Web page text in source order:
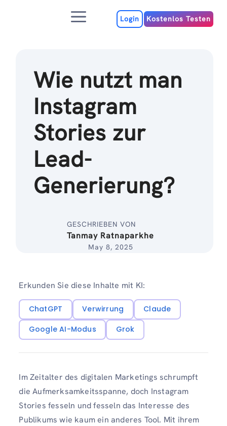
MenuLogin Kostenlos Testen
Wie nutzt man
Instagram
Stories zur
Lead-
Generierung?
GESCHRIEBEN VON
Tanmay Ratnaparkhe
May 8, 2025
Erkunden Sie diese Inhalte mit KI:
ChatGPT Verwirrung
Claude
Google AI-Modus
Grok
Im Zeitalter des digitalen Marketings schrumpft
die Aufmerksamkeitsspanne, doch Instagram
Stories fesseln und fesseln das Interesse des
Publikums wie kaum ein anderes Tool. Mit ihrem